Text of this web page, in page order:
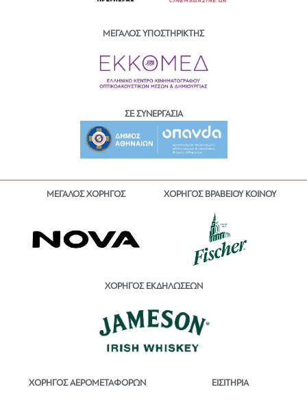
ΜΕΓΑΛΟΣ ΥΠΟΣΤΗΡΙΚΤΗΣ
ΣΕ ΣΥΝΕΡΓΑΣΙΑ
ΜΕΓΑΛΟΣ ΧΟΡΗΓΟΣ ΧΟΡΗΓΟΣ ΒΡΑΒΕΙΟΥ ΚΟΙΝΟΥ
ΧΟΡΗΓΟΣ ΕΚΔΗΛΩΣΕΩΝ
ΧΟΡΗΓΟΣ ΑΕΡΟΜΕΤΑΦΟΡΩΝ ΕΙΣΙΤΗΡΙΑ